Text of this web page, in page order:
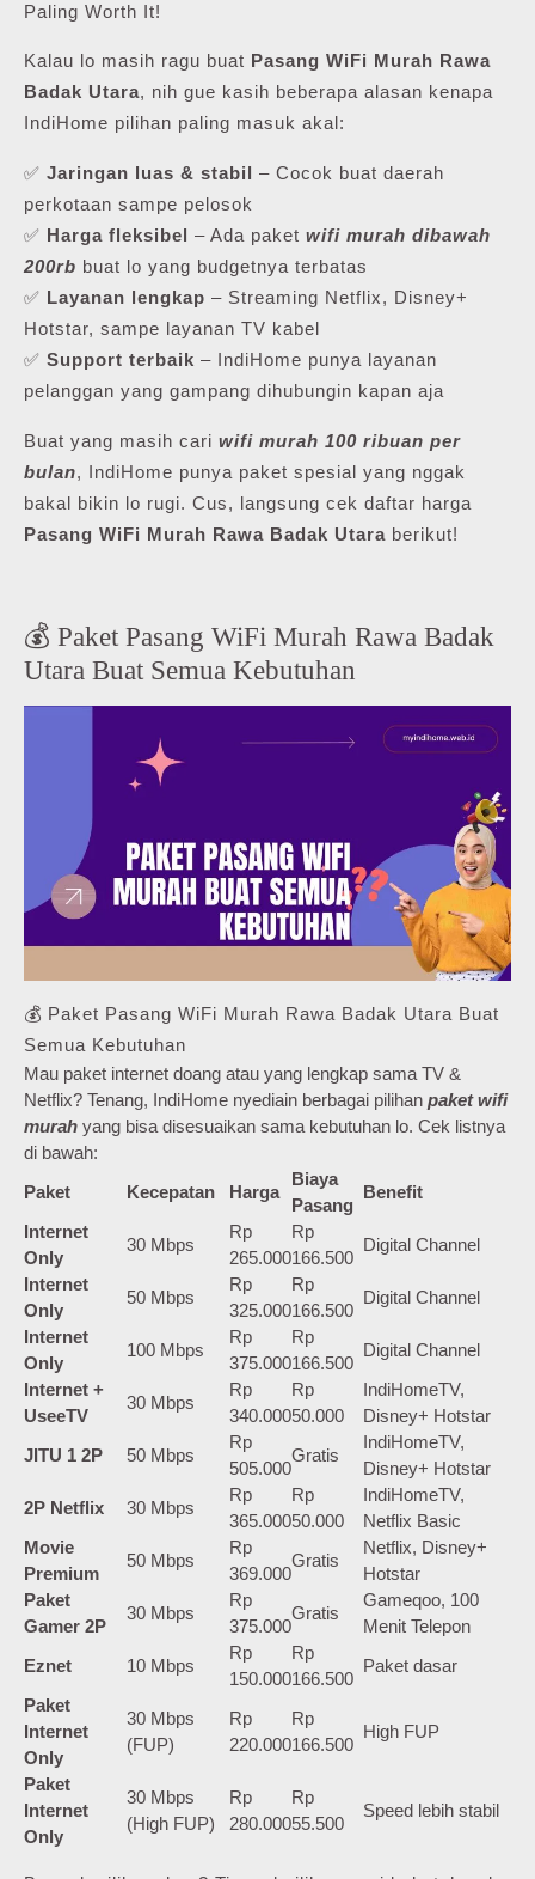
Paling Worth It!
Kalau lo masih ragu buat Pasang WiFi Murah Rawa
Badak Utara, nih gue kasih beberapa alasan kenapa
IndiHome pilihan paling masuk akal:
✅ Jaringan luas & stabil – Cocok buat daerah
perkotaan sampe pelosok
✅ Harga fleksibel – Ada paket wifi murah dibawah
200rb buat lo yang budgetnya terbatas
✅ Layanan lengkap – Streaming Netflix, Disney+
Hotstar, sampe layanan TV kabel
✅ Support terbaik – IndiHome punya layanan
pelanggan yang gampang dihubungin kapan aja
Buat yang masih cari wifi murah 100 ribuan per
bulan, IndiHome punya paket spesial yang nggak
bakal bikin lo rugi. Cus, langsung cek daftar harga
Pasang WiFi Murah Rawa Badak Utara berikut!
💰 Paket Pasang WiFi Murah Rawa Badak
Utara Buat Semua Kebutuhan
💰 Paket Pasang WiFi Murah Rawa Badak Utara Buat
Semua Kebutuhan
Mau paket internet doang atau yang lengkap sama TV &
Netflix? Tenang, IndiHome nyediain berbagai pilihan paket wifi
murah yang bisa disesuaikan sama kebutuhan lo. Cek listnya
di bawah:
Paket
Kecepatan Harga
Biaya
Pasang
Benefit
Internet
Only
30 Mbps
Rp
265.000
Rp
166.500
Digital Channel
Internet
Only
50 Mbps
Rp
325.000
Rp
166.500
Digital Channel
Internet
Only
100 Mbps
Rp
375.000
Rp
166.500
Digital Channel
Internet +
UseeTV
30 Mbps
Rp
340.000
Rp
50.000
IndiHomeTV,
Disney+ Hotstar
JITU 1 2P
50 Mbps
Rp
505.000
Gratis
IndiHomeTV,
Disney+ Hotstar
2P Netflix
30 Mbps
Rp
365.000
Rp
50.000
IndiHomeTV,
Netflix Basic
Movie
Premium
50 Mbps
Rp
369.000
Gratis
Netflix, Disney+
Hotstar
Paket
Gamer 2P
30 Mbps
Rp
375.000
Gratis
Gameqoo, 100
Menit Telepon
Eznet
10 Mbps
Rp
150.000
Rp
166.500
Paket dasar
Paket
Internet
Only
30 Mbps
(FUP)
Rp
220.000
Rp
166.500
High FUP
Paket
Internet
Only
30 Mbps
(High FUP)
Rp
280.000
Rp
55.500
Speed lebih stabil